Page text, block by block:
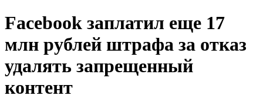
Facebook заплатил еще 17
млн рублей штрафа за отказ
удалять запрещенный
контент